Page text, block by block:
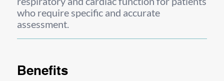
who require specific and accurate
assessment.
Benefits